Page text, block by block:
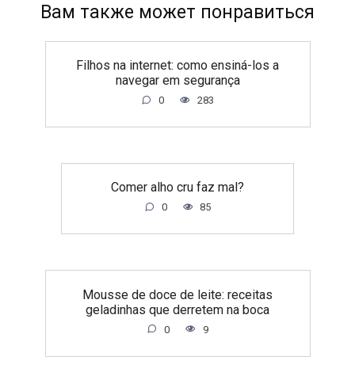
Вам также может понравиться
Filhos na internet: como ensiná-los a
navegar em segurança
0 283
Comer alho cru faz mal?
0 85
Mousse de doce de leite: receitas
geladinhas que derretem na boca
0 9